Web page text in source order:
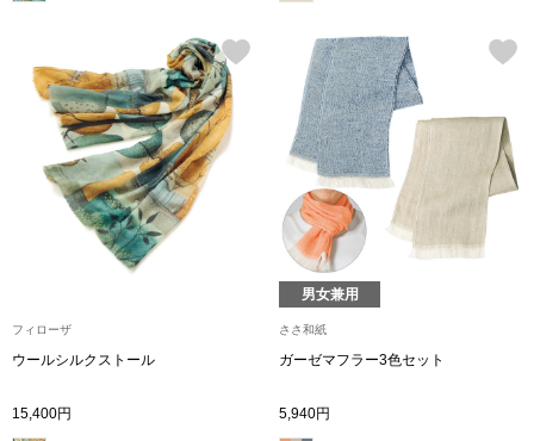
Miss Kyouko／ミスキョウコ
ランド
サンダル
その他
財布／小物
フィローザ
ウールシルクストール
15,400円
男女兼用
ささ和紙
ガーゼマフラー3色セット
5,940円